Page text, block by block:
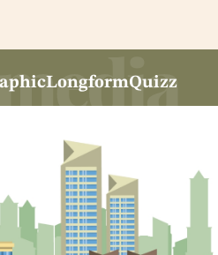
LongformQuizz